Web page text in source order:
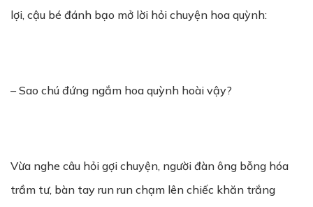
lợi, cậu bé đánh bạo mở lời hỏi chuyện hoa quỳnh:
– Sao chú đứng ngắm hoa quỳnh hoài vậy?
Vừa nghe câu hỏi gợi chuyện, người đàn ông bỗng hóa
trầm tư, bàn tay run run chạm lên chiếc khăn trắng